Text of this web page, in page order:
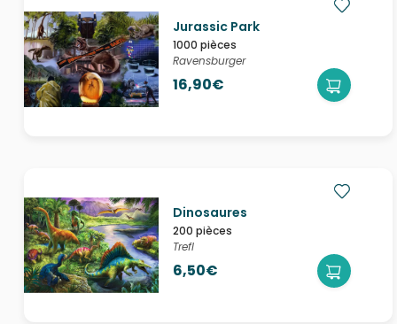
Jurassic Park
1000 pièces
Ravensburger
16,90€
Dinosaures
200 pièces
Trefl
6,50€